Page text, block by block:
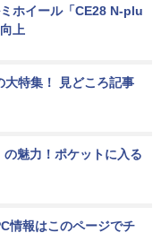
ホイール「CE28 N-plu
上
大特集！ 見どころ記事
魅力！ポケットに入る
情報はこのページでチ